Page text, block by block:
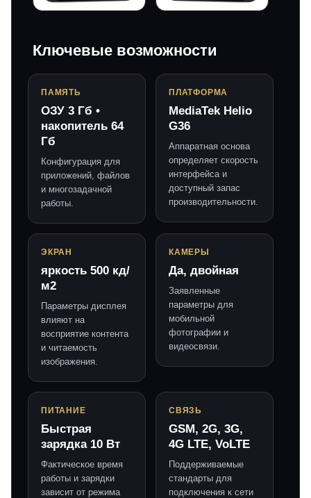
Ключевые возможности
ПАМЯТЬ
ОЗУ 3 Гб •
накопитель 64
Гб
Конфигурация для
приложений, файлов
и многозадачной
работы.
ПЛАТФОРМА
MediaTek Helio
G36
Аппаратная основа
определяет скорость
интерфейса и
доступный запас
производительности.
ЭКРАН
яркость 500 кд/
м2
Параметры дисплея
влияют на
восприятие контента
и читаемость
изображения.
КАМЕРЫ
Да, двойная
Заявленные
параметры для
мобильной
фотографии и
видеосвязи.
ПИТАНИЕ
Быстрая
зарядка 10 Вт
Фактическое время
работы и зарядки
зависит от режима
СВЯЗЬ
GSM, 2G, 3G,
4G LTE, VoLTE
Поддерживаемые
стандарты для
подключения к сети